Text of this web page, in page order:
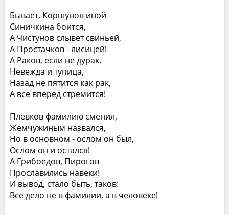
Бывает, Коршунов иной
Синичкина боится,
А Чистунов слывет свиньей,
А Простачков - лисицей!
А Раков, если не дурак,
Невежда и тупица,
Назад не пятится как рак,
А все вперед стремится!
Плевков фамилию сменил,
Жемчужиным назвался,
Но в основном - ослом он был,
Ослом он и остался!
А Грибоедов, Пирогов
Прославились навеки!
И вывод, стало быть, таков:
Все дело не в фамилии, а в человеке!